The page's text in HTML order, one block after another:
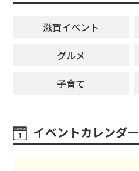
滋賀イベント
グルメ
子育て
イベントカレンダー